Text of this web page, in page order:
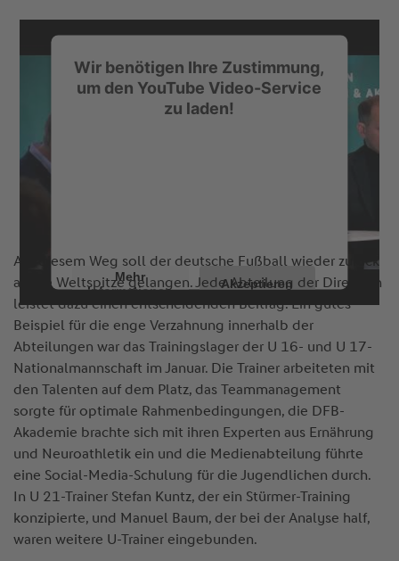
Wir benötigen Ihre Zustimmung,
um den YouTube Video-Service
zu laden!
Mehr
Informationen
Akzeptieren
Auf diesem Weg soll der deutsche Fußball wieder zurück
an die Weltspitze gelangen. Jede Abteilung der Direktion
leistet dazu einen entscheidenden Beitrag. Ein gutes
Beispiel für die enge Verzahnung innerhalb der
Abteilungen war das Trainingslager der U 16- und U 17-
Nationalmannschaft im Januar. Die Trainer arbeiteten mit
den Talenten auf dem Platz, das Teammanagement
sorgte für optimale Rahmenbedingungen, die DFB-
Akademie brachte sich mit ihren Experten aus Ernährung
und Neuroathletik ein und die Medienabteilung führte
eine Social-Media-Schulung für die Jugendlichen durch.
In U 21-Trainer Stefan Kuntz, der ein Stürmer-Training
konzipierte, und Manuel Baum, der bei der Analyse half,
waren weitere U-Trainer eingebunden.